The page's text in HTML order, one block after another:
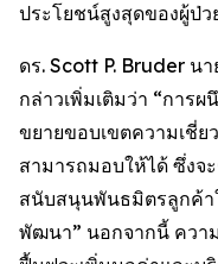
ประโยชน์สูงสุดของผู้ป่ว
ดร. Scott P. Bruder น
กล่าวเพิ่มเติมว่า “การ
ขยายขอบเขตความเชี่
สามารถมอบให้ได้ ซึ่งจ
สนับสนุนพันธมิตรลูกค้
พัฒนา” นอกจากนี้ ควา